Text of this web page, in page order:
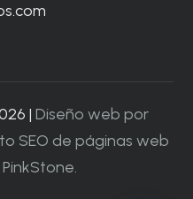
| Diseño web por
SEO de páginas web